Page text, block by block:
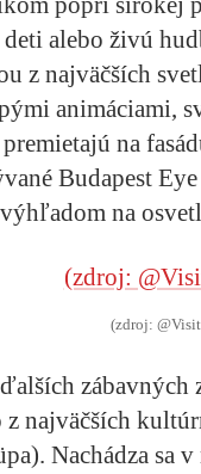
alebo živú
z najväčších
animáciami,
na
Budapest
na
(zdroj:
zábavných
najväčších
Nachádza sa